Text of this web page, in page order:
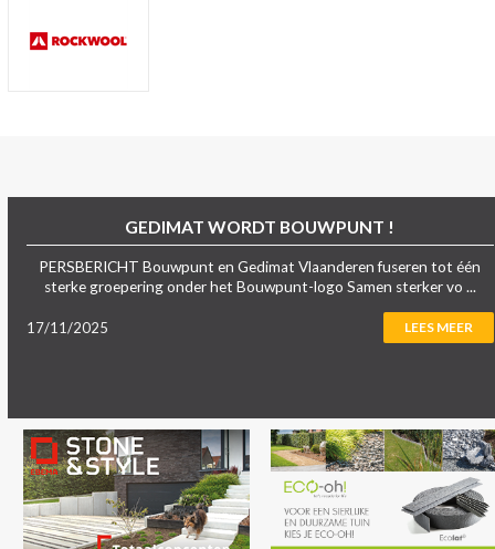
GEDIMAT WORDT BOUWPUNT !
PERSBERICHT Bouwpunt en Gedimat Vlaanderen fuseren tot één
sterke groepering onder het Bouwpunt-logo Samen sterker vo ...
17/11/2025 LEES MEER